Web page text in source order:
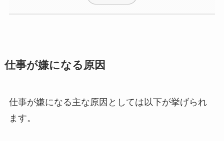
仕事が嫌になる原因
仕事が嫌になる主な原因としては以下が挙げられ
ます。